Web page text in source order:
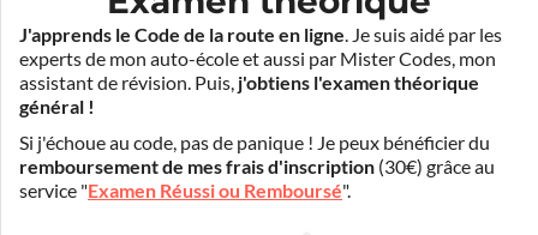
J'apprends le Code de la route en ligne. Je suis aidé par les
experts de mon auto-école et aussi par Mister Codes, mon
assistant de révision. Puis, j'obtiens l'examen théorique
général !
Si j'échoue au code, pas de panique ! Je peux bénéficier du
remboursement de mes frais d'inscription (30€) grâce au
service "Examen Réussi ou Remboursé".